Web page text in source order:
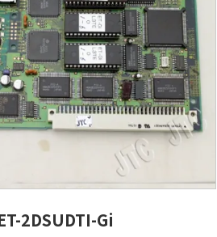
2DSUDTI-Gi